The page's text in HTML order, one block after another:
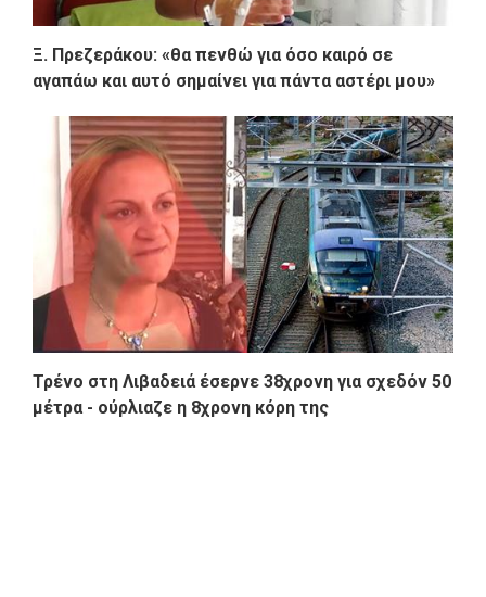
Ξ. Πρεζεράκου: «θα πενθώ για όσο καιρό σε
αγαπάω και αυτό σημαίνει για πάντα αστέρι μου»
Τρένο στη Λιβαδειά έσερνε 38χρονη για σχεδόν 50
μέτρα - ούρλιαζε η 8χρονη κόρη της